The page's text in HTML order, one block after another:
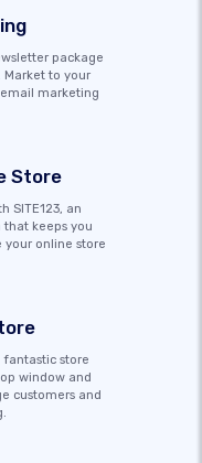
package
Market to your
email marketing
Store
SITE123, an
keeps you
your online store
fantastic store
window and
customers and